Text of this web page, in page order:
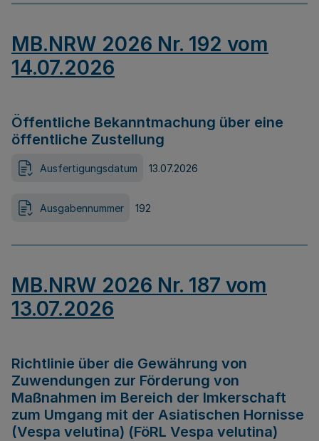
MB.NRW 2026 Nr. 192 vom
14.07.2026
Öffentliche Bekanntmachung über eine
öffentliche Zustellung
Ausfertigungsdatum 13.07.2026
Ausgabennummer 192
MB.NRW 2026 Nr. 187 vom
13.07.2026
Richtlinie über die Gewährung von
Zuwendungen zur Förderung von
Maßnahmen im Bereich der Imkerschaft
zum Umgang mit der Asiatischen Hornisse
(Vespa velutina) (FöRL Vespa velutina)